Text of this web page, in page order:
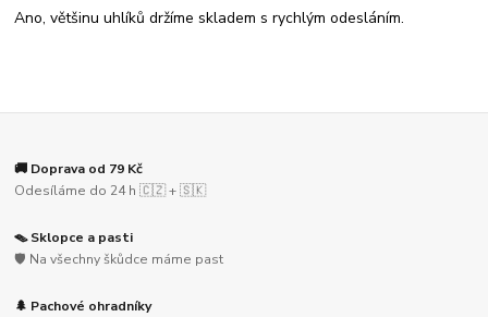
Ano, většinu uhlíků držíme skladem s rychlým odesláním.
🚚 Doprava od 79 Kč
Odesíláme do 24 h 🇨🇿 + 🇸🇰
🪤 Sklopce a pasti
🛡️ Na všechny škůdce máme past
🌲 Pachové ohradníky